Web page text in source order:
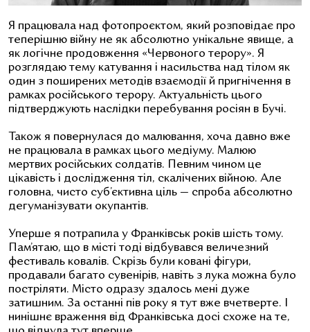
Я працювала над фотопроєктом, який розповідає про
теперішню війну не як абсолютно унікальне явище, а
як логічне продовження «Червоного терору». Я
розглядаю тему катування і насильства над тілом як
один з поширених методів взаємодії й пригнічення в
рамках російського терору. Актуальність цього
підтверджують наслідки перебування росіян в Бучі.
Також я повернулася до малювання, хоча давно вже
не працювала в рамках цього медіуму. Малюю
мертвих російських солдатів. Певним чином це
цікавість і дослідження тіл, скалічених війною. Але
головна, чисто суб’єктивна ціль — спроба абсолютно
дегуманізувати окупантів.
Уперше я потрапила у Франківськ років шість тому.
Пам’ятаю, що в місті тоді відбувався величезний
фестиваль ковалів. Скрізь були ковані фігури,
продавали багато сувенірів, навіть з лука можна було
постріляти. Місто одразу здалось мені дуже
затишним. За останні пів року я тут вже вчетверте. І
нинішнє враження від Франківська досі схоже на те,